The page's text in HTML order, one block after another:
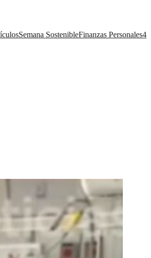
Semana SostenibleFinanzas Personales4